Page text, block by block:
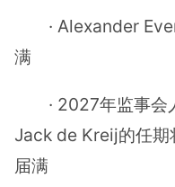
· Alexander
满
· 2027年监事
Jack de Kreij的任
届满